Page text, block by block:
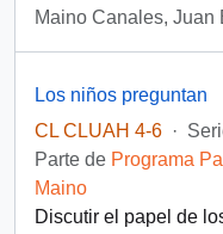
Maino Canales, Juan
Los niños preguntan
CL CLUAH 4-6 ·
Parte de Programa
Maino
Discutir el papel de